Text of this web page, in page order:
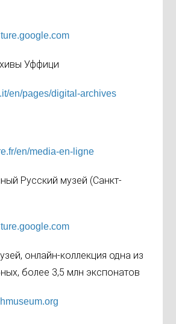
Уффици
en/pages/digital-archives
en/media-en-ligne
Русский музей (Санкт-
онлайн-коллекция одна из
более 3,5 млн экспонатов